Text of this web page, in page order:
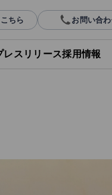
ちら お問い合
レスリリース採用情報